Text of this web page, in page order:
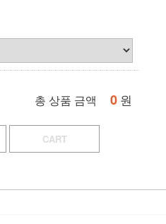
총 상품 금액 0 원
CART